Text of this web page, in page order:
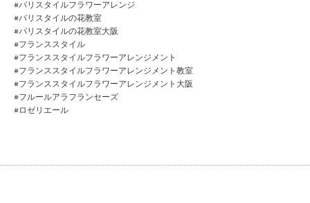
#パリスタイルフラワーアレンジ
#パリスタイルの花教室
#パリスタイルの花教室大阪
#フランススタイル
#フランススタイルフラワーアレンジメント
#フランススタイルフラワーアレンジメント教室
#フランススタイルフラワーアレンジメント大阪
#フルールアラフランセーズ
#ロゼリエール